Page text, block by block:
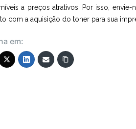
a preços atrativos. Por isso,
com a aquisição do toner para sua
em: